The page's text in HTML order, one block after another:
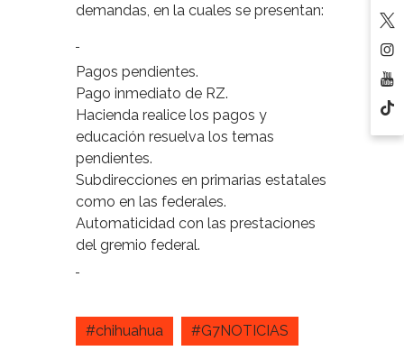
demandas, en la cuales se presentan:
Pagos pendientes.
Pago inmediato de RZ.
Hacienda realice los pagos y
educación resuelva los temas
pendientes.
Subdirecciones en primarias estatales
como en las federales.
Automaticidad con las prestaciones
del gremio federal.
#chihuahua #G7NOTICIAS